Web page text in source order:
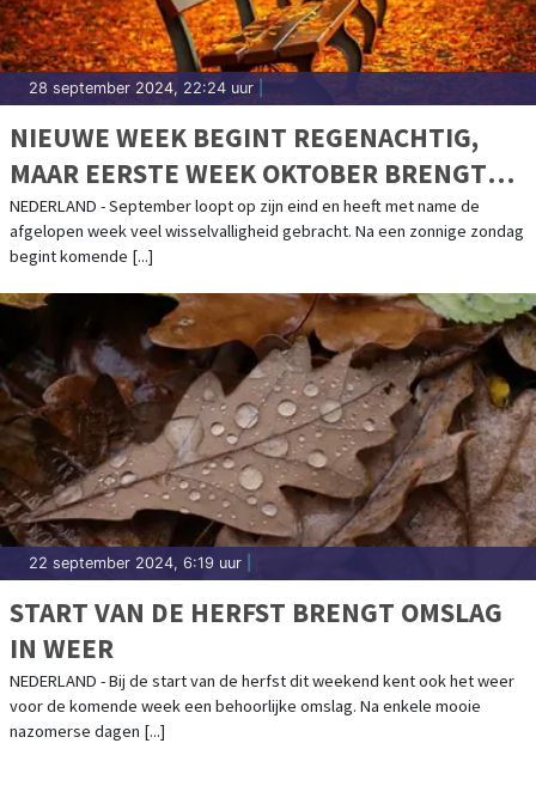
28 september 2024, 22:24 uur
NIEUWE WEEK BEGINT REGENACHTIG,
MAAR EERSTE WEEK OKTOBER BRENGT
STABIELER WEER
NEDERLAND - September loopt op zijn eind en heeft met name de
afgelopen week veel wisselvalligheid gebracht. Na een zonnige zondag
begint komende [...]
22 september 2024, 6:19 uur
START VAN DE HERFST BRENGT OMSLAG
IN WEER
NEDERLAND - Bij de start van de herfst dit weekend kent ook het weer
voor de komende week een behoorlijke omslag. Na enkele mooie
nazomerse dagen [...]